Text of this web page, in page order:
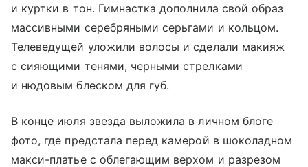
и куртки в тон. Гимнастка дополнила свой образ
массивными серебряными серьгами и кольцом.
Телеведущей уложили волосы и сделали макияж
с сияющими тенями, черными стрелками
и нюдовым блеском для губ.
В конце июля звезда выложила в личном блоге
фото, где предстала перед камерой в шоколадном
макси-платье с облегающим верхом и разрезом